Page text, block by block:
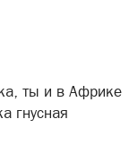
ты и в Африке
гнусная